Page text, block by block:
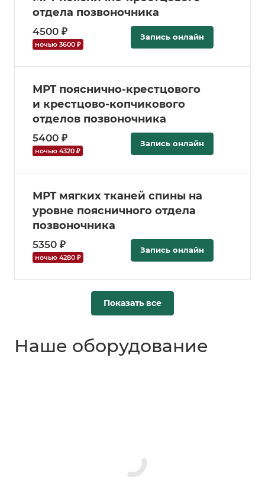
отдела позвоночника
4500 ₽
ночью 3600 ₽
Запись онлайн
МРТ пояснично-крестцового
и крестцово-копчикового
отделов позвоночника
5400 ₽
ночью 4320 ₽
Запись онлайн
МРТ мягких тканей спины на
уровне поясничного отдела
позвоночника
5350 ₽
ночью 4280 ₽
Запись онлайн
Показать все
Наше оборудование